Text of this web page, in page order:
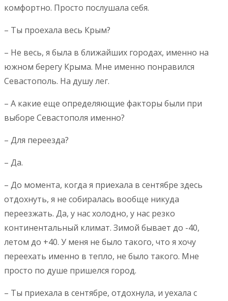
комфортно. Просто послушала себя.
– Ты проехала весь Крым?
– Не весь, я была в ближайших городах, именно на
южном берегу Крыма. Мне именно понравился
Севастополь. На душу лег.
– А какие еще определяющие факторы были при
выборе Севастополя именно?
– Для переезда?
– Да.
– До момента, когда я приехала в сентябре здесь
отдохнуть, я не собиралась вообще никуда
переезжать. Да, у нас холодно, у нас резко
континентальный климат. Зимой бывает до -40,
летом до +40. У меня не было такого, что я хочу
переехать именно в тепло, не было такого. Мне
просто по душе пришелся город.
– Ты приехала в сентябре, отдохнула, и уехала с